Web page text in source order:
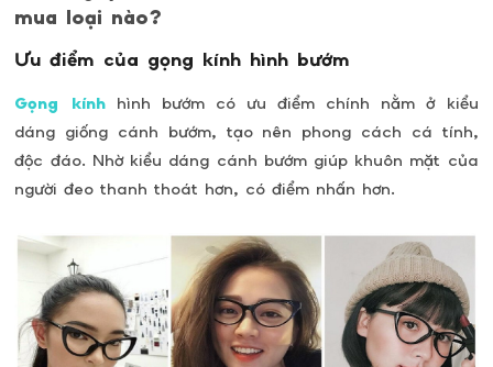
mua loại nào?
Ưu điểm của gọng kính hình bướm
Gọng kínhhình bướm có ưu điểm chính nằm ở kiểu
dáng giống cánh bướm, tạo nên phong cách cá tính,
độc đáo. Nhờ kiểu dáng cánh bướm giúp khuôn mặt của
người đeo thanh thoát hơn, có điểm nhấn hơn.